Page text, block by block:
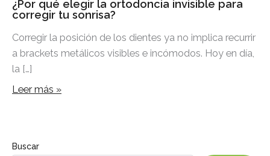
¿Por qué elegir la ortodoncia invisible para
corregir tu sonrisa?
Corregir la posición de los dientes ya no implica recurrir
a brackets metálicos visibles e incómodos. Hoy en día,
la […]
Leer más »
Buscar